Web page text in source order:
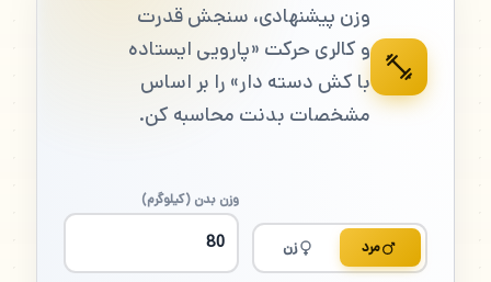
وزن پیشنهادی، سنجش قدرت
و کالری حرکت «پارویی ایستاده
با کش دسته دار» را بر اساس
مشخصات بدنت محاسبه کن.
مرد زن
وزن بدن (کیلوگرم)